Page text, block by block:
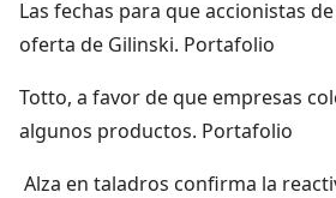
Las fechas para que accionistas
oferta de Gilinski. Portafolio
Totto, a favor de que empresas
algunos productos. Portafolio
Alza en taladros confirma la